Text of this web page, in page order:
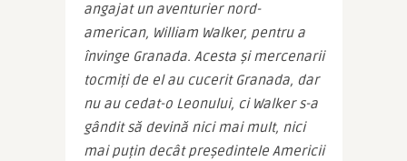
angajat un aventurier nord-
american, William Walker, pentru a
învinge Granada. Acesta și mercenarii
tocmiți de el au cucerit Granada, dar
nu au cedat-o Leonului, ci Walker s-a
gândit să devină nici mai mult, nici
mai puțin decât președintele Americii